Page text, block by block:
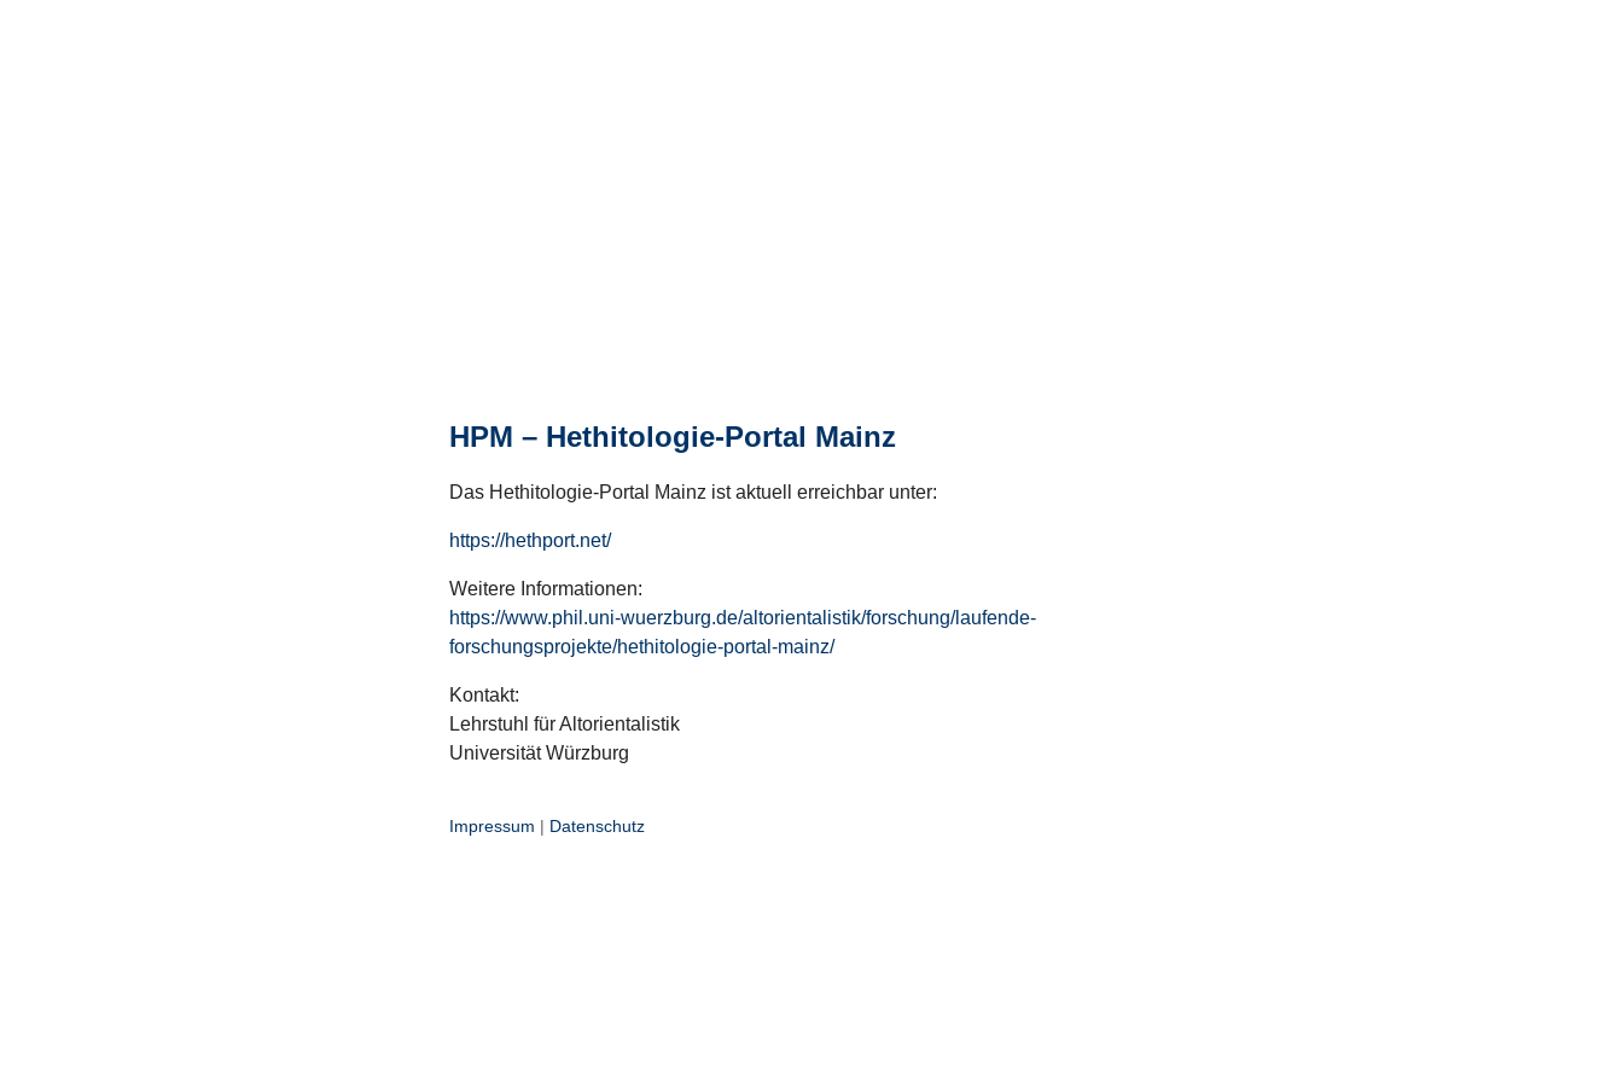
HPM – Hethitologie-Portal Mainz
Das Hethitologie-Portal Mainz ist aktuell erreichbar unter:
https://hethport.net/
Weitere Informationen:
https://www.phil.uni-wuerzburg.de/altorientalistik/forschung/laufende-
forschungsprojekte/hethitologie-portal-mainz/
Kontakt:
Lehrstuhl für Altorientalistik
Universität Würzburg
Impressum | Datenschutz